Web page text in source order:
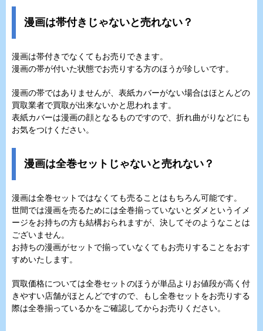
漫画は帯付きじゃないと売れない？
漫画は帯付きでなくてもお売りできます。
漫画の帯が付いた状態でお売りする方のほうが珍しいです。
漫画の帯ではありませんが、表紙カバーがない場合はほとんどの
買取業者で買取が出来ないかと思われます。
表紙カバーは漫画の顔となるものですので、折れ曲がりなどにも
お気をつけください。
漫画は全巻セットじゃないと売れない？
漫画は全巻セットではなくても売ることはもちろん可能です。
世間では漫画を売るためには全巻揃っていないとダメというイメ
ージをお持ちの方も結構おられますが、決してそのようなことは
ございません。
お持ちの漫画がセットで揃っていなくてもお売りすることをおす
すめいたします。
買取価格については全巻セットのほうが単品よりお値段が高く付
きやすい店舗がほとんどですので、もし全巻セットをお売りする
際は全巻揃っているかをご確認してからお売りください。